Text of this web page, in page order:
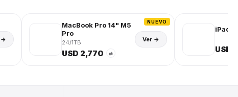
→
NUEVO
MacBook Pro 14" M5
Pro
24/1TB
USD 2,770 ⇄
Ver →
iPad
USD